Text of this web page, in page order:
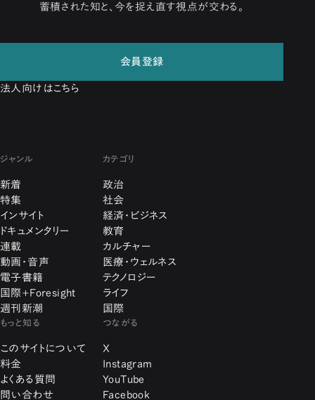
蓄積された知と、今を捉え直す視点が交わる。
会員登録
法人向けはこちら
ジャンル
新着
特集
インサイト
ドキュメンタリー
連載
動画・音声
電子書籍
国際+Foresight
週刊新潮
カテゴリ
政治
社会
経済・ビジネス
教育
カルチャー
医療・ウェルネス
テクノロジー
ライフ
国際
もっと知る
このサイトについて
料金
よくある質問
問い合わせ
つながる
X
Instagram
YouTube
Facebook